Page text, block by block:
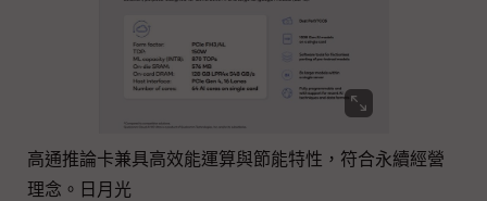
高通推論卡兼具高效能運算與節能特性，符合永續經營
理念。日月光